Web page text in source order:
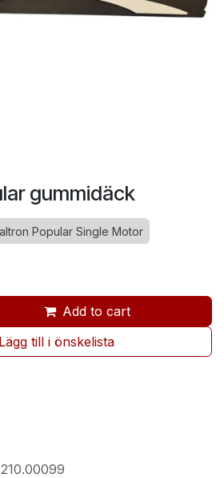
gummidäck
Popular Single Motor
Add to cart
Lägg till i önskelista